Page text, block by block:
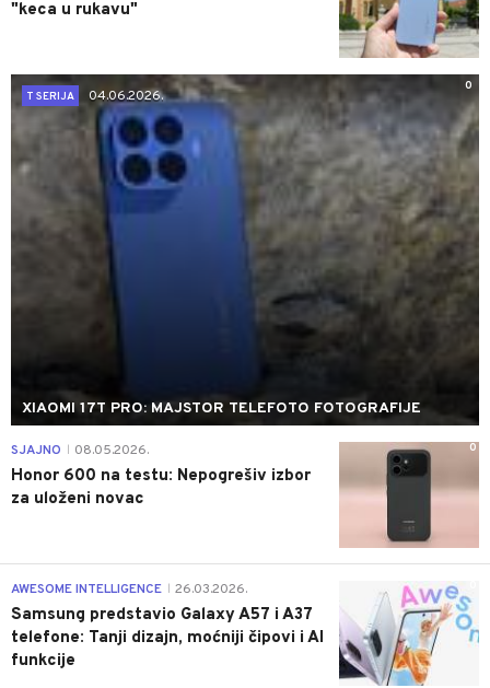
"keca u rukavu"
0
T SERIJA
04.06.2026.
XIAOMI 17T PRO: MAJSTOR TELEFOTO FOTOGRAFIJE
0
SJAJNO 08.05.2026.
Honor 600 na testu: Nepogrešiv izbor
za uloženi novac
AWESOME INTELLIGENCE 26.03.2026.
Samsung predstavio Galaxy A57 i A37
telefone: Tanji dizajn, moćniji čipovi i AI
funkcije